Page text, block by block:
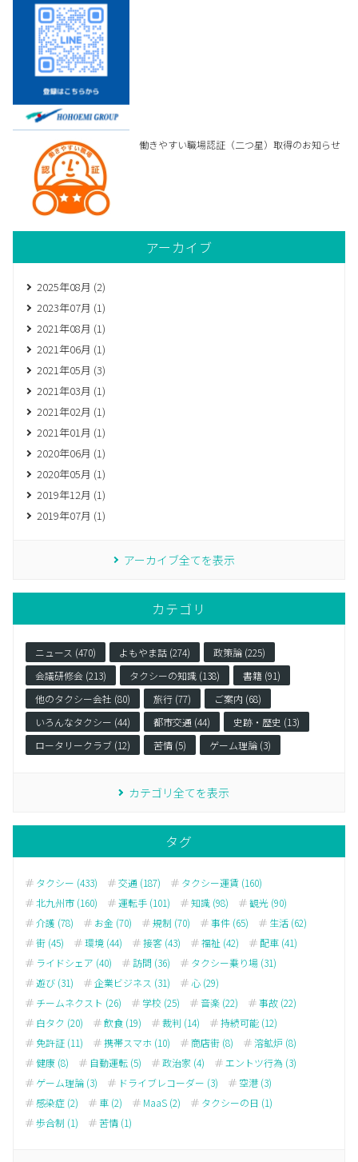
働きやすい職場認証（二つ星）取得のお知らせ
アーカイブ
2025年08月 (2)
2023年07月 (1)
2021年08月 (1)
2021年06月 (1)
2021年05月 (3)
2021年03月 (1)
2021年02月 (1)
2021年01月 (1)
2020年06月 (1)
2020年05月 (1)
2019年12月 (1)
2019年07月 (1)
アーカイブ全てを表示
カテゴリ
ニュース (470) よもやま話 (274)
政策論 (225)
会議研修会 (213)
タクシーの知識 (138)
書籍 (91)
他のタクシー会社 (80)
旅行 (77)
ご案内 (68)
いろんなタクシー (44)
都市交通 (44)
史跡・歴史 (13)
ロータリークラブ (12)
苦情 (5) ゲーム理論 (3)
カテゴリ全てを表示
タグ
タクシー (433) 交通 (187)
タクシー運賃 (160)
北九州市 (160)
運転手 (101) 知識 (98)
観光 (90)
介護 (78)
お金 (70) 規制 (70) 事件 (65)
生活 (62)
街 (45)
環境 (44) 接客 (43) 福祉 (42)
配車 (41)
ライドシェア (40)
訪問 (36)
タクシー乗り場 (31)
遊び (31)
企業ビジネス (31)
心 (29)
チームネクスト (26)
学校 (25) 音楽 (22)
事故 (22)
白タク (20)
飲食 (19) 裁判 (14)
持続可能 (12)
免許証 (11)
携帯スマホ (10) 商店街 (8)
溶鉱炉 (8)
健康 (8)
自動運転 (5) 政治家 (4)
エントツ行為 (3)
ゲーム理論 (3)
ドライブレコーダー (3)
空港 (3)
感染症 (2)
車 (2) MaaS (2)
タクシーの日 (1)
歩合制 (1)
苦情 (1)